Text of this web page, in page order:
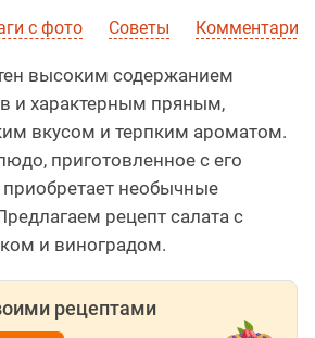
с фото Советы Комментарии
высоким содержанием
и характерным пряным,
вкусом и терпким ароматом.
приготовленное с его
необычные
рецепт салата с
и виноградом.
рецептами